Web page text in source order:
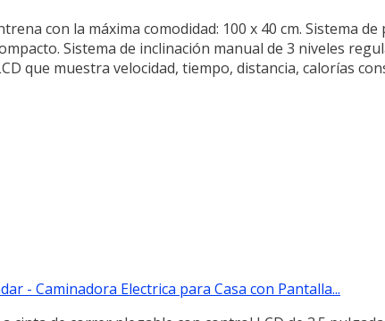
con la máxima comodidad: 100 x 40 cm. Sistema
Sistema de inclinación manual de 3 niveles
que muestra velocidad, tiempo, distancia, calorías
- Caminadora Electrica para Casa con Pantalla...